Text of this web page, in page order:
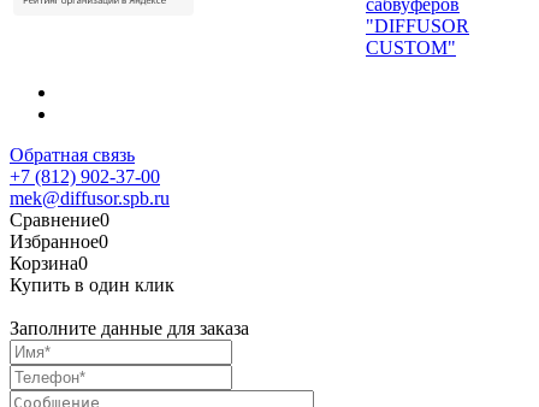
сабвуферов
"DIFFUSOR
CUSTOM"
Обратная связь
+7 (812) 902-37-00
mek@diffusor.spb.ru
Сравнение0
Избранное0
Корзина0
Купить в один клик
Заполните данные для заказа